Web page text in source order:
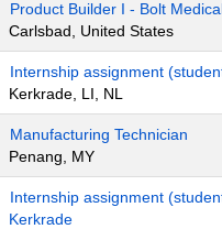
Product Builder I - Bolt
Carlsbad, United States
Internship assignment
Kerkrade, LI, NL
Manufacturing Technician
Penang, MY
Internship assignment
Kerkrade